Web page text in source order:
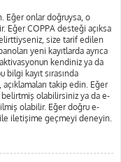
Eğer onlar doğruysa, o
Eğer COPPA desteği açıksa
size tarif edilen
yeni kayıtlarda ayrıca
kendiniz ya da
bilgi kayıt sırasında
takip edin. Eğer
belirtmiş olabilirsiniz ya da e-
olabilir. Eğer doğru e-
iletişime geçmeyi deneyin.